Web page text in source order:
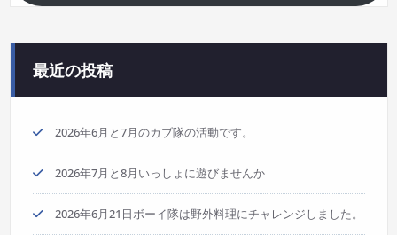
最近の投稿
2026年6月と7月のカブ隊の活動です。
2026年7月と8月いっしょに遊びませんか
2026年6月21日ボーイ隊は野外料理にチャレンジしました。